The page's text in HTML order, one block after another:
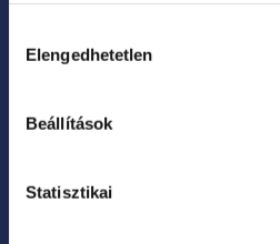
kiválasztása
Elengedhetetlen
Beállítások
Statisztikai
2 személyes kialakítás,
Fehér Click-Clack lefolyó.